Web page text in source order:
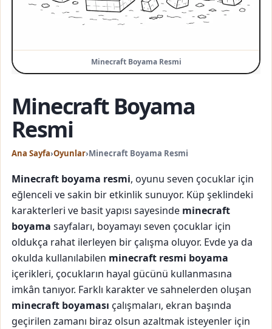
Minecraft Boyama Resmi
Minecraft Boyama
Resmi
Ana Sayfa›Oyunlar›Minecraft Boyama Resmi
Minecraft boyama resmi, oyunu seven çocuklar için
eğlenceli ve sakin bir etkinlik sunuyor. Küp şeklindeki
karakterleri ve basit yapısı sayesinde minecraft
boyama sayfaları, boyamayı seven çocuklar için
oldukça rahat ilerleyen bir çalışma oluyor. Evde ya da
okulda kullanılabilen minecraft resmi boyama
içerikleri, çocukların hayal gücünü kullanmasına
imkân tanıyor. Farklı karakter ve sahnelerden oluşan
minecraft boyaması çalışmaları, ekran başında
geçirilen zamanı biraz olsun azaltmak isteyenler için